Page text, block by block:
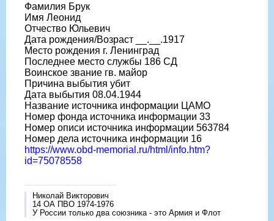
Фамилия Брук
Имя Леонид
Отчество Юльевич
Дата рождения/Возраст __.__.1917
Место рождения г. Ленинград
Последнее место службы 186 СД
Воинское звание гв. майор
Причина выбытия убит
Дата выбытия 08.04.1944
Название источника информации ЦАМО
Номер фонда источника информации 33
Номер описи источника информации 563784
Номер дела источника информации 16
https://www.obd-memorial.ru/html/info.htm?
id=75078558
Николай Викторович
14 ОА ПВО 1974-1976
У России только два союзника - это Армия и Флот